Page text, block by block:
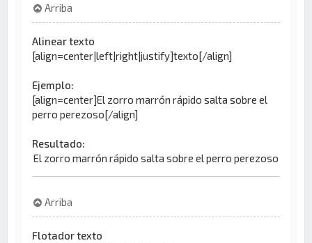
Arriba
Alinear texto
[align=center|left|right|justify]texto[/align]
Ejemplo:
[align=center]El zorro marrón rápido salta sobre el
perro perezoso[/align]
Resultado:
El zorro marrón rápido salta sobre el perro perezoso
Arriba
Flotador texto